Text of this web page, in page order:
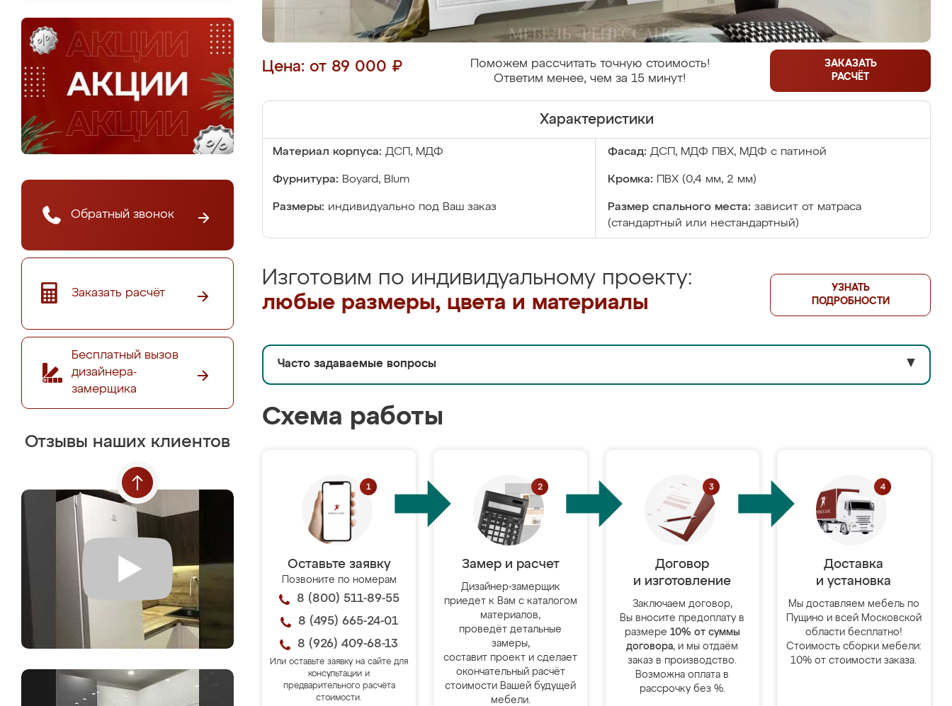
Обратный звонок
Заказать расчёт
Бесплатный вызов
дизайнера-
замерщика
Отзывы наших клиентов
Цена: от 89 000 ₽
Поможем рассчитать точную стоимость!
Ответим менее, чем за 15 минут!
ЗАКАЗАТЬ
РАСЧЁТ
Характеристики
Материал корпуса: ДСП, МДФ Фасад: ДСП, МДФ ПВХ, МДФ с патиной
Фурнитура: Boyard, Blum Кромка: ПВХ (0,4 мм, 2 мм)
Размеры: индивидуально под Ваш заказ Размер спального места: зависит от матраса
(стандартный или нестандартный)
Изготовим по индивидуальному проекту:
любые размеры, цвета и материалы
УЗНАТЬ
ПОДРОБНОСТИ
Часто задаваемые вопросы ▼
Схема работы
Оставьте заявку
Позвоните по номерам
8 (800) 511-89-55
8 (495) 665-24-01
8 (926) 409-68-13
Или оставьте заявку на сайте для
консультации и
предварительного расчёта
стоимости.
Замер и расчет
Дизайнер-замерщик
приедет к Вам с каталогом
материалов,
проведёт детальные
замеры,
составит проект и сделает
окончательный расчёт
стоимости Вашей будущей
мебели.
Договор
и изготовление
Заключаем договор,
Вы вносите предоплату в
размере 10% от суммы
договора, и мы отдаём
заказ в производство.
Возможна оплата в
рассрочку без %.
Доставка
и установка
Мы доставляем мебель по
Пущино и всей Московской
области бесплатно!
Стоимость сборки мебели:
10% от стоимости заказа.